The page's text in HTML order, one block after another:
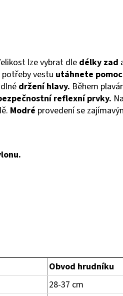
lze vybrat dle délky zad
potřeby vestu utáhnete
držení hlavy. Během
reflexní prvky.
Modré provedení se
Obvod hrudníku
28-37 cm